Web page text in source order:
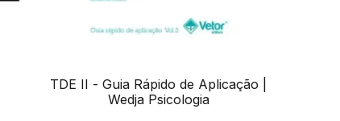
TDE II - Guia Rápido de Aplicação |
Wedja Psicologia